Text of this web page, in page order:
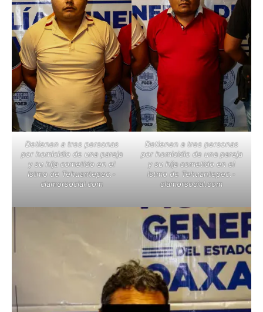
Detienen a tres personas
por homicidio de una pareja
y su hija cometido en el
Istmo de Tehuantepec.-
clamorsocial.com
Detienen a tres personas
por homicidio de una pareja
y su hija cometido en el
Istmo de Tehuantepec.-
clamorsocial.com